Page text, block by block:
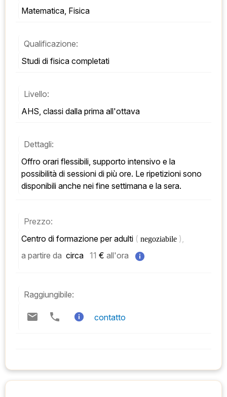
Matematica, Fisica
Qualificazione:
Studi di fisica completati
Livello:
AHS, classi dalla prima all'ottava
Dettagli:
Offro orari flessibili, supporto intensivo e la
possibilità di sessioni di più ore. Le ripetizioni sono
disponibili anche nei fine settimana e la sera.
Prezzo:
Centro di formazione per adulti ( negoziabile ),
a partire da circa 11 € all'ora
Raggiungibile:
contatto